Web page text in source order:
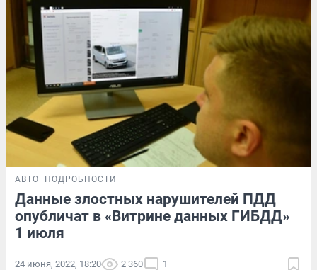
АВТО ПОДРОБНОСТИ
Данные злостных нарушителей ПДД
опубличат в «Витрине данных ГИБДД»
1 июля
24 июня, 2022, 18:20 2 360 1